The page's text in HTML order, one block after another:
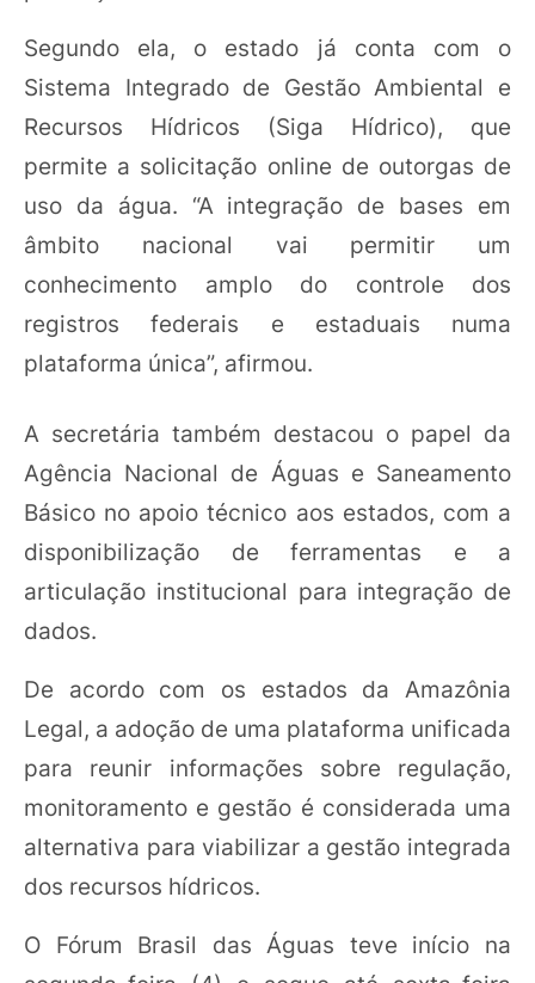
Segundo ela, o estado já conta com o
Sistema Integrado de Gestão Ambiental e
Recursos Hídricos (Siga Hídrico), que
permite a solicitação online de outorgas de
uso da água. “A integração de bases em
âmbito nacional vai permitir um
conhecimento amplo do controle dos
registros federais e estaduais numa
plataforma única”, afirmou.
A secretária também destacou o papel da
Agência Nacional de Águas e Saneamento
Básico no apoio técnico aos estados, com a
disponibilização de ferramentas e a
articulação institucional para integração de
dados.
De acordo com os estados da Amazônia
Legal, a adoção de uma plataforma unificada
para reunir informações sobre regulação,
monitoramento e gestão é considerada uma
alternativa para viabilizar a gestão integrada
dos recursos hídricos.
O Fórum Brasil das Águas teve início na